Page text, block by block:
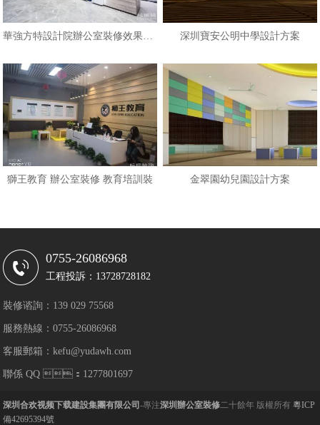
華強方特設計院辦公室裝修效果圖VS 深圳寶安公明中學設計方案
獅王教育 辦公室裝修 教育培訓裝 金翠園幼兒園設計方案
0755-26086968
工程投訴：13728728182
裝修谘詢：139 029 75568
服務熱線：0755-26086968
客服郵箱：kefu@yudawh.com
聯係 QQ ：1277801697
深圳合欢视频下载建設集團有限公司-專注深圳辦公室裝修二十餘年 版權所有粵ICP
備42695394號